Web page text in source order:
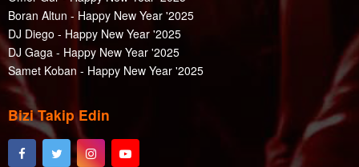
Boran Altun - Happy New Year '2025
DJ Diego - Happy New Year '2025
DJ Gaga - Happy New Year '2025
Samet Koban - Happy New Year '2025
Bizi Takip Edin